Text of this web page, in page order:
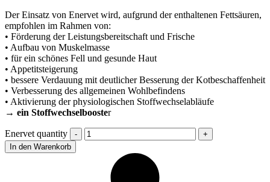
Der Einsatz von Enervet wird, aufgrund der enthaltenen Fettsäuren,
empfohlen im Rahmen von:
• Förderung der Leistungsbereitschaft und Frische
• Aufbau von Muskelmasse
• für ein schönes Fell und gesunde Haut
• Appetitsteigerung
• bessere Verdauung mit deutlicher Besserung der Kotbeschaffenheit
• Verbesserung des allgemeinen Wohlbefindens
• Aktivierung der physiologischen Stoffwechselabläufe
→ ein Stoffwechselbooster
Enervet quantity
In den Warenkorb